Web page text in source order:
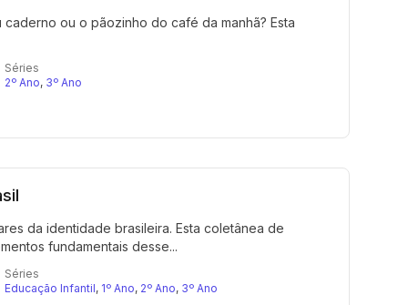
ou o pãozinho do café da manhã? Esta
Séries
2º Ano, 3º Ano
da identidade brasileira. Esta coletânea de
fundamentais desse...
Séries
Educação Infantil, 1º Ano, 2º Ano, 3º Ano